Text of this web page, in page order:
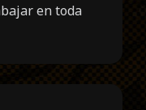
en toda